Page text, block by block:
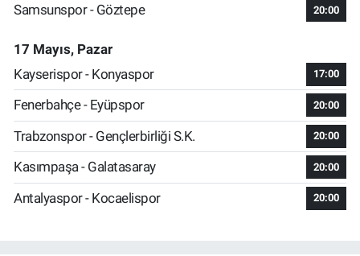
Samsunspor - Göztepe 20:00
17 Mayıs, Pazar
Kayserispor - Konyaspor
17:00
Fenerbahçe - Eyüpspor 20:00
Trabzonspor - Gençlerbirliği S.K. 20:00
Kasımpaşa - Galatasaray 20:00
Antalyaspor - Kocaelispor 20:00